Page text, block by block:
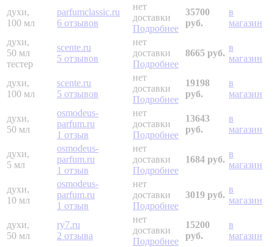
духи,
100 мл
parfumclassic.ru
6 отзывов
нет
доставки
Подробнее
35700
руб.
в
магазин
духи,
50 мл
тестер
scente.ru
5 отзывов
нет
доставки
Подробнее
8665 руб.
в
магазин
духи,
100 мл
scente.ru
5 отзывов
нет
доставки
Подробнее
19198
руб.
в
магазин
духи,
50 мл
osmodeus-
parfum.ru
1 отзыв
нет
доставки
Подробнее
13643
руб.
в
магазин
духи,
5 мл
osmodeus-
parfum.ru
1 отзыв
нет
доставки
Подробнее
1684 руб.
в
магазин
духи,
10 мл
osmodeus-
parfum.ru
1 отзыв
нет
доставки
Подробнее
3019 руб.
в
магазин
духи,
50 мл
ry7.ru
2 отзыва
нет
доставки
Подробнее
15200
руб.
в
магазин